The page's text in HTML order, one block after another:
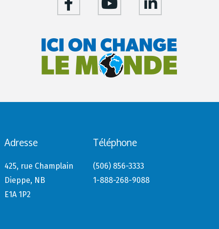
Adresse
425, rue Champlain
Dieppe, NB
E1A 1P2
Téléphone
(506) 856-3333
1-888-268-9088